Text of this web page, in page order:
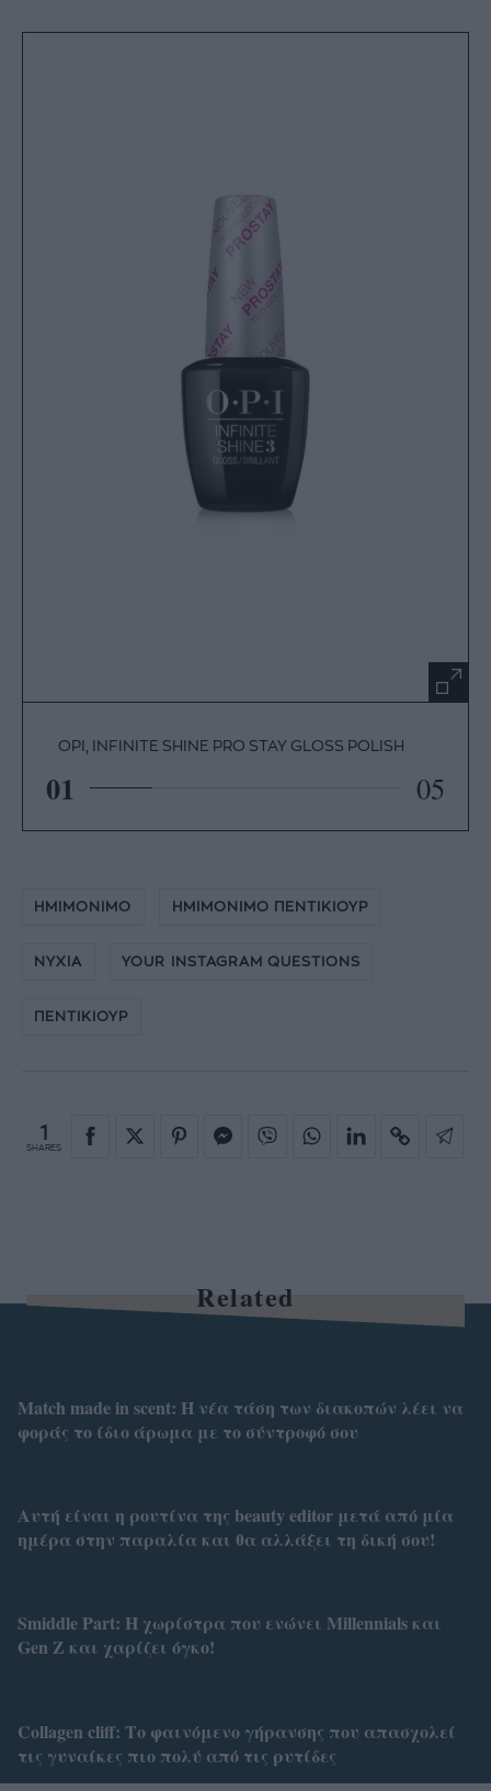
OPI, INFINITE SHINE PRO STAY GLOSS POLISH
01 05
ΗΜΙΜΟΝΙΜΟ ΗΜΙΜΟΝΙΜΟ ΠΕΝΤΙΚΙΟΥΡ
ΝΥΧΙΑ YOUR INSTAGRAM QUESTIONS
ΠΕΝΤΙΚΙΟΥΡ
1
SHARES
Related
Match made in scent: Η νέα τάση των διακοπών λέει να
φοράς το ίδιο άρωμα με το σύντροφό σου
Αυτή είναι η ρουτίνα της beauty editor μετά από μία
ημέρα στην παραλία και θα αλλάξει τη δική σου!
Smiddle Part: Η χωρίστρα που ενώνει Millennials και
Gen Z και χαρίζει όγκο!
Collagen cliff: Το φαινόμενο γήρανσης που απασχολεί
τις γυναίκες πιο πολύ από τις ρυτίδες